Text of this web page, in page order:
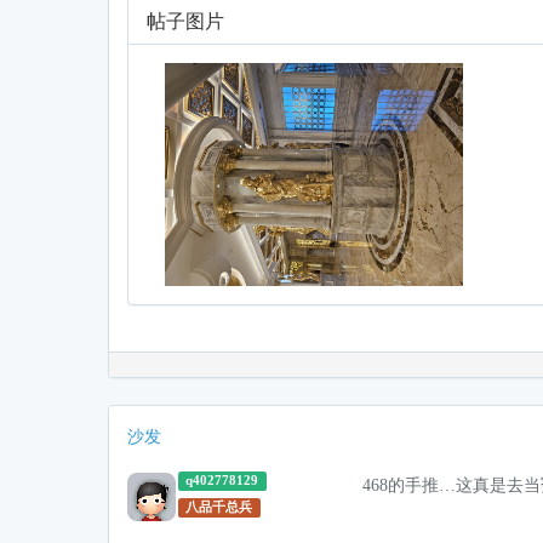
帖子图片
沙发
q402778129
八品千总兵
468的手推…这真是去